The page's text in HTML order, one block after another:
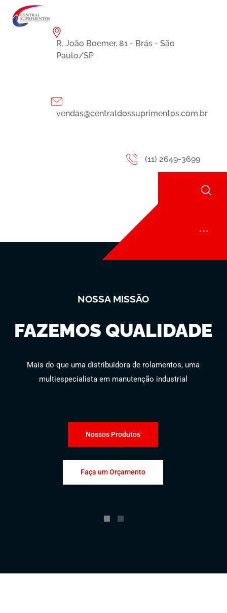
R. João Boemer, 81 - Brás - São
Paulo/SP
vendas@centraldossuprimentos.com.br
(11) 2649-3699
FAZEMOS QUALIDADE
NOSSA MISSÃO
Mais do que uma distribuidora de rolamentos, uma
multiespecialista em manutenção industrial
Nossos Produtos
Faça um Orçamento